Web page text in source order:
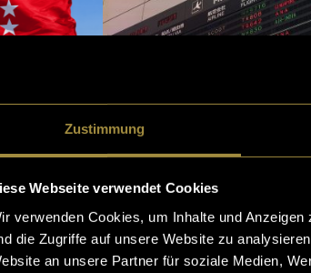
Zustimmung
Webseite verwendet Cookies
verwenden Cookies, um Inhalte und
die Zugriffe auf unsere Website zu
an unsere Partner für soziale Medien,